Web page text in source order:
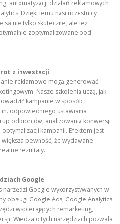
automatyzacji działań reklamowych
Dzięki temu nasi uczestnicy
są nie tylko skuteczne, ale też
zoptymalizowane pod
z inwestycji
reklamowe mogą generować
Nasze szkolenia uczą, jak
kampanie w sposób
odpowiedniego ustawiania
odbiorców, analizowania konwersji
kampanii. Efektem jest
pewność, że wydawane
rezultaty.
Google
narzędzi Google wykorzystywanych w
obsługi Google Ads, Google Analytics
wspierających remarketing,
Wiedza o tych narzędziach pozwala